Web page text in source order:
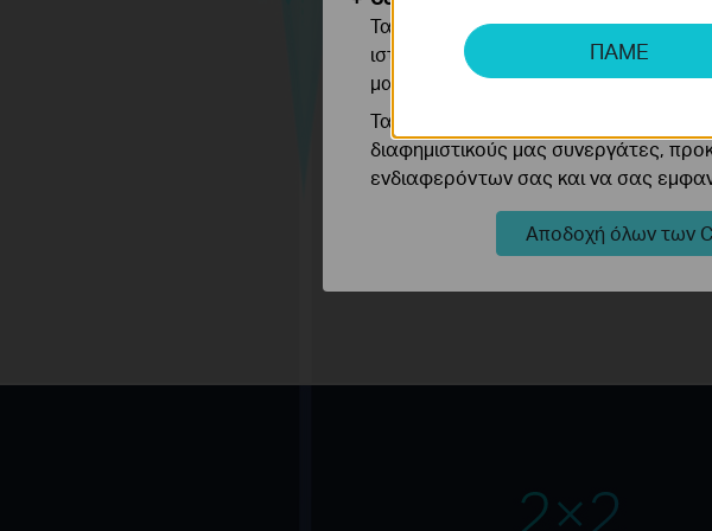
gaming and large
*The MIMO
ΠΑΜΕ
Τα cookie ανάλυσης μας δίνουν τη
ιστότοπό μας για να βελτιώσουμε
μας.
Τα διαφημιστικά cookie μπορούν να
διαφημιστικούς μας συνεργάτες,
ενδιαφερόντων σας και να σας
Αποδοχή όλων των